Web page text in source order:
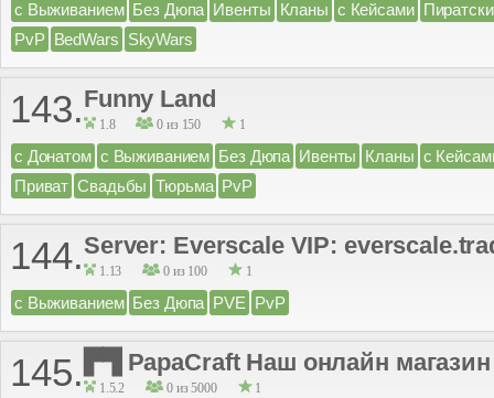
с Выживанием Без Дюпа Ивенты Кланы с Кейсами
PvP BedWars SkyWars
143.Funny Land
1.8 0 из 150 1
с Донатом с Выживанием Без Дюпа Ивенты Кланы с
Приват Свадьбы Тюрьма PvP
144.Server: Everscale VIP:
1.13 0 из 100 1
с Выживанием Без Дюпа PVE PvP
145. ▛▜ PapaCraft Наш онлайн
1.5.2 0 из 5000 1